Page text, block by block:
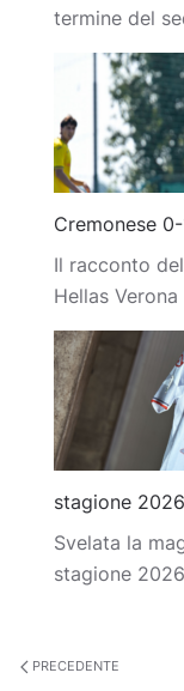
termine del
Cremonese 0-
Il racconto
Hellas Verona
stagione
Svelata la
stagione
PRECEDENTE